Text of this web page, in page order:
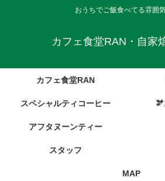
おうちでご飯食べてる雰囲
カフェ食堂RAN・自家
カフェ食堂RAN
スペシャルティコーヒー
アフタヌーンティー
スタッフ
MAP